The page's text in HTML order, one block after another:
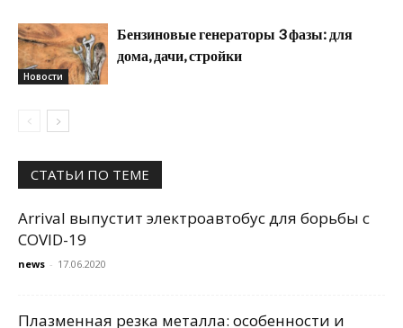
Новости
Бензиновые генераторы 3 фазы: для
дома, дачи, стройки
СТАТЬИ ПО ТЕМЕ
Arrival выпустит электроавтобус для борьбы с
COVID-19
news - 17.06.2020
Плазменная резка металла: особенности и